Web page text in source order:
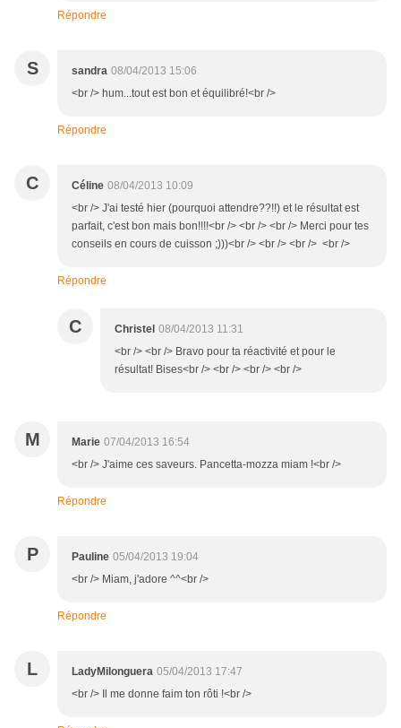
Répondre
S sandra 08/04/2013 15:06
<br /> hum...tout est bon et équilibré!<br />
Répondre
C Céline 08/04/2013 10:09
<br /> J'ai testé hier (pourquoi attendre??!!) et le résultat est
parfait, c'est bon mais bon!!!!<br /> <br /> <br /> Merci pour tes
conseils en cours de cuisson ;)))<br /> <br /> <br /> <br />
Répondre
C Christel 08/04/2013 11:31
<br /> <br /> Bravo pour ta réactivité et pour le
résultat! Bises<br /> <br /> <br /> <br />
M Marie 07/04/2013 16:54
<br /> J'aime ces saveurs. Pancetta-mozza miam !<br />
Répondre
P Pauline 05/04/2013 19:04
<br /> Miam, j'adore ^^<br />
Répondre
L LadyMilonguera 05/04/2013 17:47
<br /> Il me donne faim ton rôti !<br />